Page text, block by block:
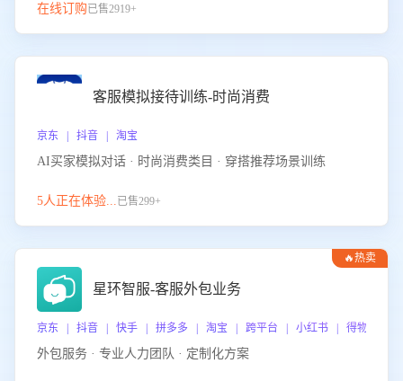
在线订购已售2919+
客服模拟接待训练-时尚消费
京东 | 抖音 | 淘宝
AI买家模拟对话 · 时尚消费类目 · 穿搭推荐场景训练
5人正在体验...已售299+
🔥热卖
星环智服-客服外包业务
京东 | 抖音 | 快手 | 拼多多 | 淘宝 | 跨平台 | 小红书 | 得物 | 企
外包服务 · 专业人力团队 · 定制化方案